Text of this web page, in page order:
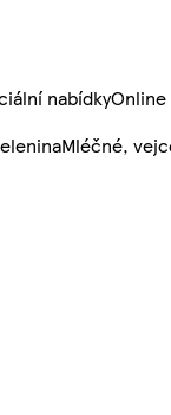
nabídky
Mléčné,